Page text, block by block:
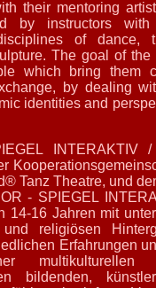
their mentoring
by instructors with
of dance,
The goal of
which bring them
by dealing
identities and
INTERAKTIV /
Tanz Theatre, und
- SPIEGEL
14-16 Jahren mit
religiösen
Erfahrungen
multikulturellen
bildenden,